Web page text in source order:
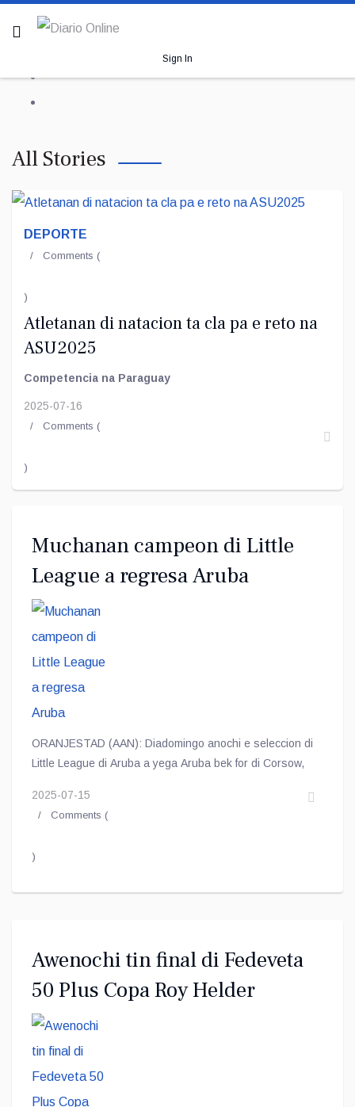
Sign In
All Stories
DEPORTE
Comments (
)
Atletanan di natacion ta cla pa e reto na
ASU2025
Competencia na Paraguay
2025-07-16
Comments (
)
Muchanan campeon di Little
League a regresa Aruba
ORANJESTAD (AAN): Diadomingo anochi e seleccion di
Little League di Aruba a yega Aruba bek for di Corsow,
2025-07-15
Comments (
)
Awenochi tin final di Fedeveta
50 Plus Copa Roy Helder